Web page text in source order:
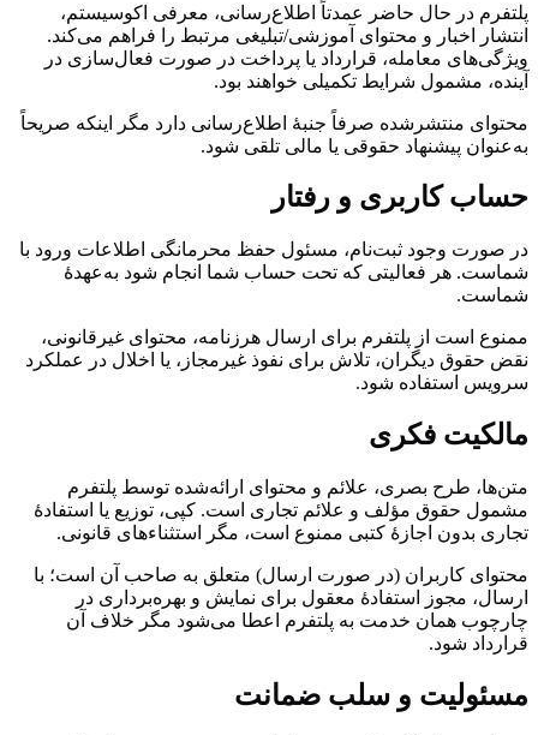
پلتفرم در حال حاضر عمدتاً اطلاع‌رسانی، معرفی اکوسیستم،
انتشار اخبار و محتوای آموزشی/تبلیغی مرتبط را فراهم می‌کند.
ویژگی‌های معامله، قرارداد یا پرداخت در صورت فعال‌سازی در
آینده، مشمول شرایط تکمیلی خواهند بود.
محتوای منتشرشده صرفاً جنبهٔ اطلاع‌رسانی دارد مگر اینکه صریحاً
به‌عنوان پیشنهاد حقوقی یا مالی تلقی شود.
حساب کاربری و رفتار
در صورت وجود ثبت‌نام، مسئول حفظ محرمانگی اطلاعات ورود با
شماست. هر فعالیتی که تحت حساب شما انجام شود به‌عهدهٔ
شماست.
ممنوع است از پلتفرم برای ارسال هرزنامه، محتوای غیرقانونی،
نقض حقوق دیگران، تلاش برای نفوذ غیرمجاز، یا اخلال در عملکرد
سرویس استفاده شود.
مالکیت فکری
متن‌ها، طرح بصری، علائم و محتوای ارائه‌شده توسط پلتفرم
مشمول حقوق مؤلف و علائم تجاری است. کپی، توزیع یا استفادهٔ
تجاری بدون اجازهٔ کتبی ممنوع است، مگر استثناءهای قانونی.
محتوای کاربران (در صورت ارسال) متعلق به صاحب آن است؛ با
ارسال، مجوز استفادهٔ معقول برای نمایش و بهره‌برداری در
چارچوب همان خدمت به پلتفرم اعطا می‌شود مگر خلاف آن
قرارداد شود.
مسئولیت و سلب ضمانت